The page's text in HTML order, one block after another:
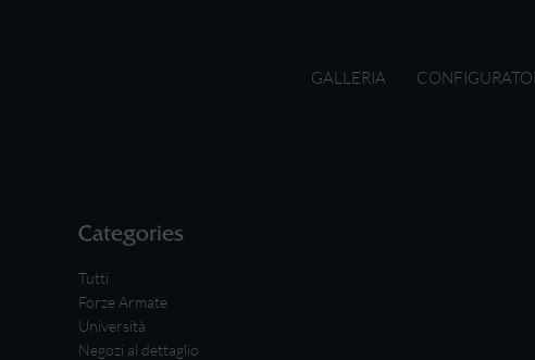
GALLERIA
Categories
Tutti
Forze Armate
Università
Negozi al dettaglio